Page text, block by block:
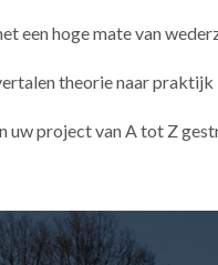
een hoge mate van
theorie naar praktijk
project van A tot Z